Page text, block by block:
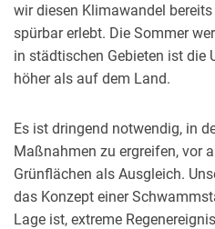
wir diesen Klimawandel
spürbar erlebt. Die Sommer
in städtischen Gebieten ist die
höher als auf dem Land.
Es ist dringend notwendig, in
Maßnahmen zu ergreifen, vor
Grünflächen als Ausgleich.
das Konzept einer
Lage ist, extreme